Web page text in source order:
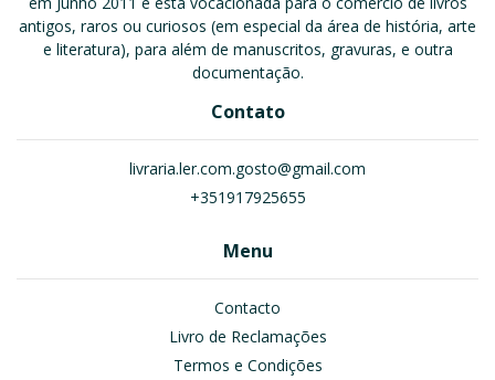
antigos, raros ou curiosos (em especial da área de história, arte
e literatura), para além de manuscritos, gravuras, e outra
documentação.
Contato
livraria.ler.com.gosto@gmail.com
+351917925655
Menu
Contacto
Livro de Reclamações
Termos e Condições